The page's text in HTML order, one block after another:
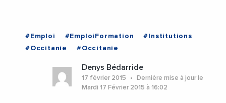
#Emploi #EmploiFormation
#Institutions
#Occitanie
#Occitanie
Denys Bédarride
17 février 2015
Dernière mise à jour le
Mardi 17 Février 2015 à 16:02